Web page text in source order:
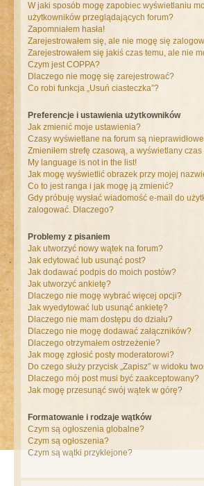
W jaki sposób mogę zapobiec wyświetlaniu
użytkowników przeglądających forum?
Zapomniałem hasła!
Zarejestrowałem się, ale nie mogę się
Zarejestrowałem się jakiś czas temu, ale nie
Czym jest COPPA?
Dlaczego nie mogę się zarejestrować?
Co robi funkcja „Usuń ciasteczka”?
Preferencje i ustawienia użytkowników
Jak zmienić moje ustawienia?
Czasy wyświetlane na forum są
Zmieniłem strefę czasową, a wyświetlany czas
My language is not in the list!
Jak mogę wyświetlić obrazek przy mojej
Co to jest ranga i jak mogę ją zmienić?
Gdy próbuję wysłać wiadomość e-mail do
zalogować. Dlaczego?
Problemy z pisaniem
Jak utworzyć nowy wątek na forum?
Jak edytować lub usunąć post?
Jak dodawać podpis do moich postów?
Jak utworzyć ankietę?
Dlaczego nie mogę wybrać więcej opcji?
Jak wyedytować lub usunąć ankietę?
Dlaczego nie mam dostępu do działu?
Dlaczego nie mogę dodawać załączników?
Dlaczego otrzymałem ostrzeżenie?
Jak mogę zgłosić posty moderatorowi?
Do czego służy przycisk „Zapisz” w widoku
Dlaczego mój post musi być zaakceptowany?
Jak mogę przesunąć swój wątek w górę?
Formatowanie i rodzaje wątków
Czym są ogłoszenia globalne?
Czym są ogłoszenia?
Czym są wątki przyklejone?